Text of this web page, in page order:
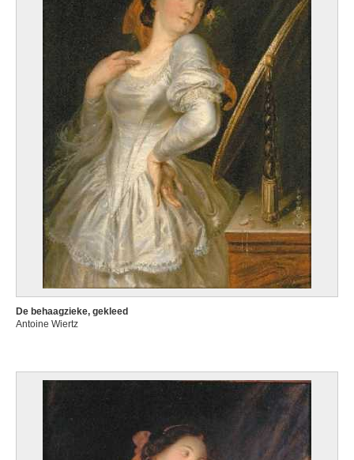
De behaagzieke, gekleed
Antoine Wiertz